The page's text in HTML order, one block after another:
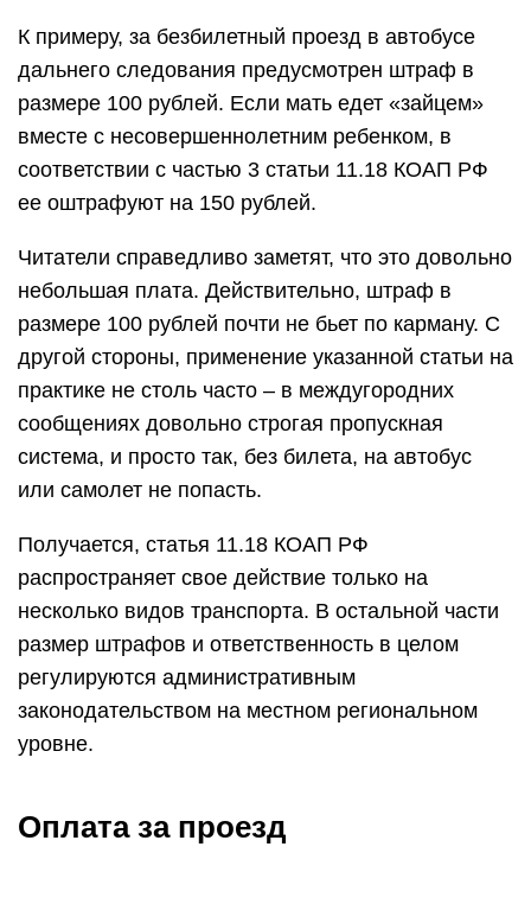
К примеру, за безбилетный проезд в автобусе
дальнего следования предусмотрен штраф в
размере 100 рублей. Если мать едет «зайцем»
вместе с несовершеннолетним ребенком, в
соответствии с частью 3 статьи 11.18 КОАП РФ
ее оштрафуют на 150 рублей.
Читатели справедливо заметят, что это довольно
небольшая плата. Действительно, штраф в
размере 100 рублей почти не бьет по карману. С
другой стороны, применение указанной статьи на
практике не столь часто – в междугородних
сообщениях довольно строгая пропускная
система, и просто так, без билета, на автобус
или самолет не попасть.
Получается, статья 11.18 КОАП РФ
распространяет свое действие только на
несколько видов транспорта. В остальной части
размер штрафов и ответственность в целом
регулируются административным
законодательством на местном региональном
уровне.
Оплата за проезд